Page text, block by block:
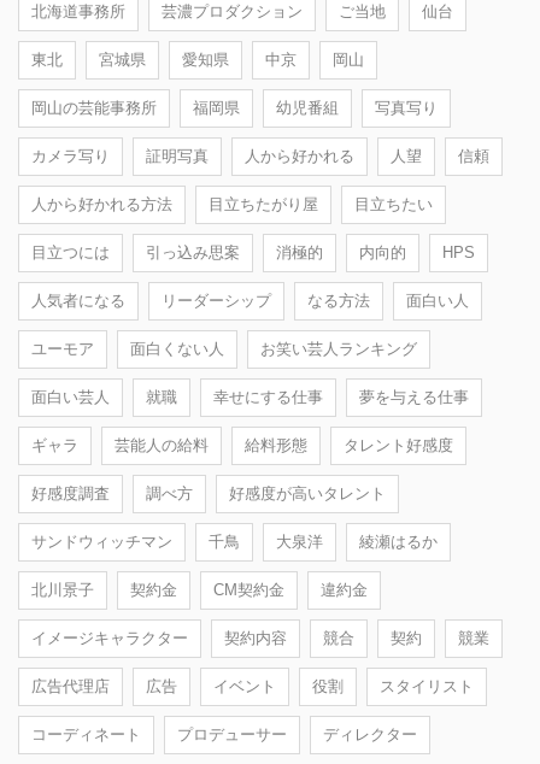
北海道事務所 芸濃プロダクション ご当地 仙台
東北 宮城県 愛知県 中京 岡山
岡山の芸能事務所 福岡県 幼児番組 写真写り
カメラ写り 証明写真 人から好かれる 人望 信頼
人から好かれる方法 目立ちたがり屋 目立ちたい
目立つには 引っ込み思案 消極的 内向的 HPS
人気者になる リーダーシップ なる方法 面白い人
ユーモア 面白くない人 お笑い芸人ランキング
面白い芸人 就職 幸せにする仕事 夢を与える仕事
ギャラ 芸能人の給料 給料形態 タレント好感度
好感度調査 調べ方 好感度が高いタレント
サンドウィッチマン 千鳥 大泉洋 綾瀬はるか
北川景子 契約金 CM契約金 違約金
イメージキャラクター 契約内容 競合 契約 競業
広告代理店 広告 イベント 役割 スタイリスト
コーディネート プロデューサー ディレクター